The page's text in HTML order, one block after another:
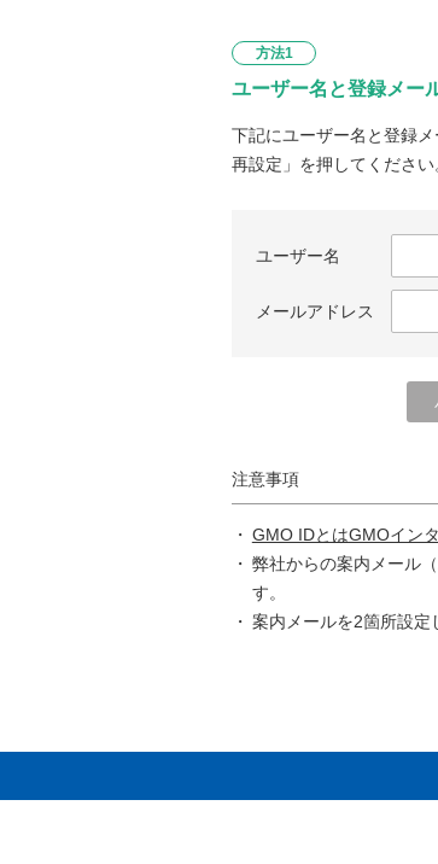
方法1
ユーザー名と登録メー
下記にユーザー名と登録
再設定」を押してください
ユーザー名
メールアドレス
注意事項
GMO IDとはGMOイン
弊社からの案内メール
す。
案内メールを2箇所設定